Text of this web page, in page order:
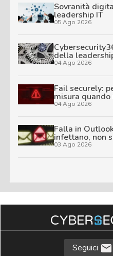
Sovranità
leadership IT
05 Ago 2026
della
04 Ago 2026
Fail securely:
misura
04 Ago 2026
Falla in
infettano, non
03 Ago 2026
Seguici